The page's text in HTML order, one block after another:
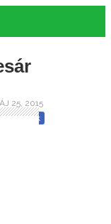
25, 2015
Facebook